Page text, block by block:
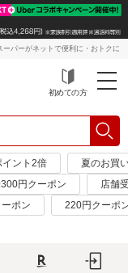
ーパーがネットで便利に・おトクに
初めての方
イント2倍
夏のお買
円クーポン
店舗
ポン
220円クーポ